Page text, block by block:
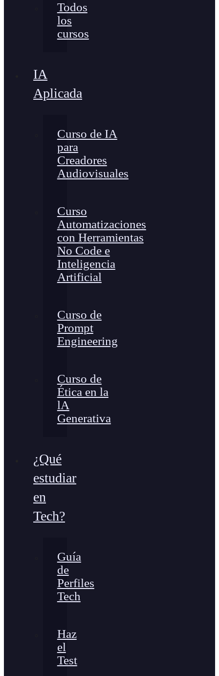
Todos
los
cursos
IA
Aplicada
Curso de IA
para
Creadores
Audiovisuales
Curso
Automatizaciones
con Herramientas
No Code e
Inteligencia
Artificial
Curso de
Prompt
Engineering
Curso de
Ética en la
lA
Generativa
¿Qué
estudiar
en
Tech?
Guía
de
Perfiles
Tech
Haz
el
Test